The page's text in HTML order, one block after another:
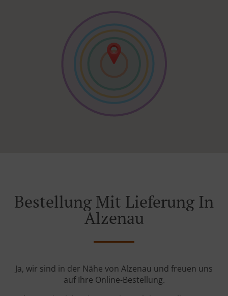
Bestellung Mit Lieferung In
Alzenau
Ja, wir sind in der Nähe von Alzenau und freuen uns
auf Ihre Online-Bestellung.